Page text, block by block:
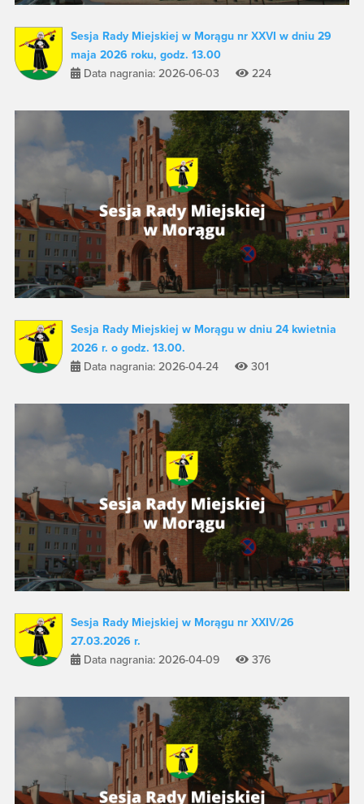
Sesja Rady Miejskiej w Morągu nr XXVI w dniu 29
maja 2026 roku, godz. 13.00
Data nagrania: 2026-06-03
224
Sesja Rady Miejskiej w Morągu w dniu 24 kwietnia
2026 r. o godz. 13.00.
Data nagrania: 2026-04-24
301
Sesja Rady Miejskiej w Morągu nr XXIV/26
27.03.2026 r.
Data nagrania: 2026-04-09
376